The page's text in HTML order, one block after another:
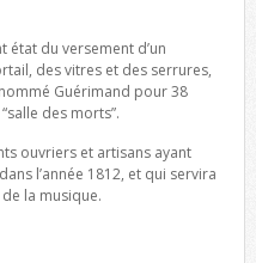
état du versement d’un
des vitres et des serrures,
Guérimand pour 38
des morts”.
ouvriers et artisans ayant
l’année 1812, et qui servira
la musique.